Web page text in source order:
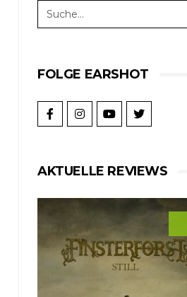
FOLGE EARSHOT
AKTUELLE REVIEWS